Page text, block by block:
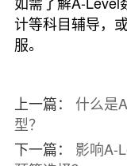
计等科目辅导，
服。
上一篇： 什么是
型？
下一篇： 影响A-